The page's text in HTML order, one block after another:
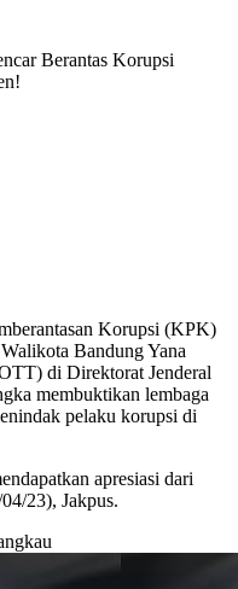
Berantas Korupsi
Korupsi (KPK)
Bandung Yana
di Direktorat Jenderal
membuktikan lembaga
pelaku korupsi di
apresiasi dari
23), Jakpus.